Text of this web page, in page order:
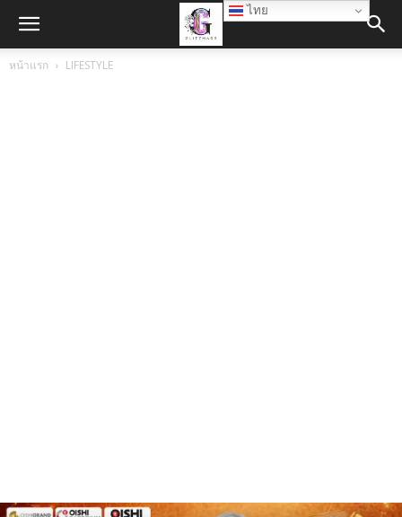
หน้าแรก LIFESTYLE
ไทย